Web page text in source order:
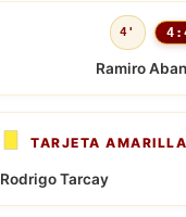
4'
Ramiro
TARJETA AMARILLA
Rodrigo Tarcay